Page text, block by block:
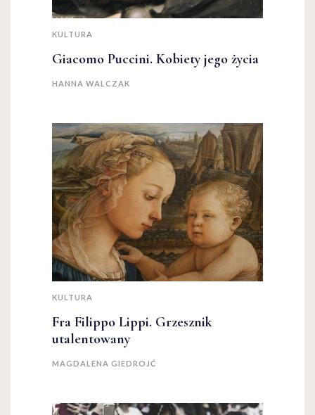
KULTURA
Giacomo Puccini. Kobiety jego życia
HANNA WALCZAK
KULTURA
Fra Filippo Lippi. Grzesznik
utalentowany
MAGDALENA GIEDROJĆ